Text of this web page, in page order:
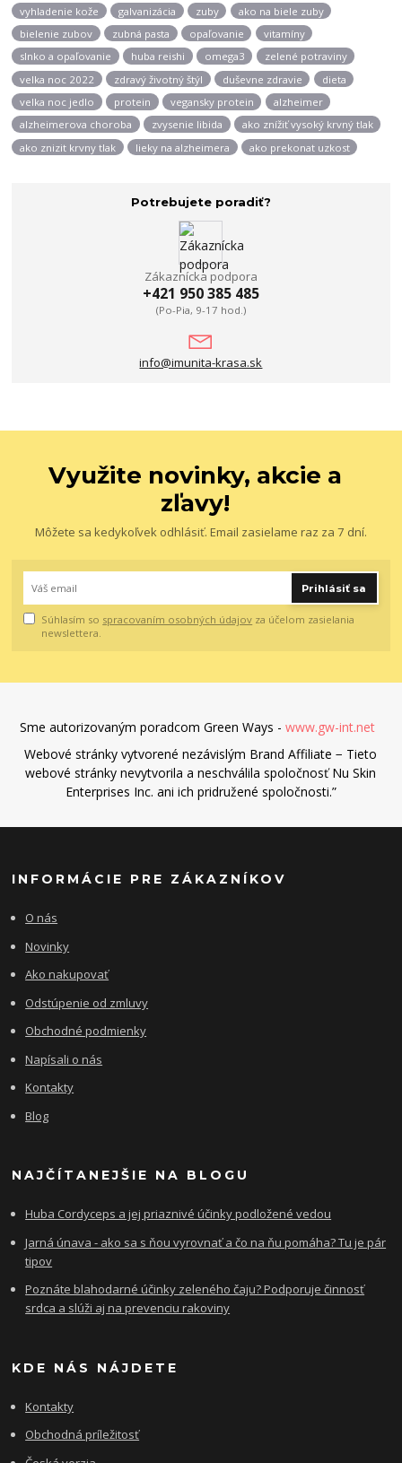
vyhladenie kože
galvanizácia zuby
ako na biele zuby
bielenie zubov
zubná pasta opaľovanie
vitamíny
slnko a opaľovanie
huba reishi omega3
zelené potraviny
velka noc 2022
zdravý životný štýl duševne zdravie
dieta
velka noc jedlo
protein vegansky protein
alzheimer
alzheimerova choroba
zvysenie libida
ako znížiť vysoký krvný tlak
ako znizit krvny tlak
lieky na alzheimera ako prekonat uzkost
Potrebujete poradiť?
Zákaznícka podpora
+421 950 385 485
(Po-Pia, 9-17 hod.)
info@imunita-krasa.sk
Využite novinky, akcie a
zľavy!
Môžete sa kedykoľvek odhlásiť. Email zasielame raz za 7 dní.
Prihlásiť sa
Súhlasím so spracovaním osobných údajov za účelom zasielania
newslettera.
Sme autorizovaným poradcom Green Ways - www.gw-int.net
Webové stránky vytvorené nezávislým Brand Affiliate − Tieto
webové stránky nevytvorila a neschválila spoločnosť Nu Skin
Enterprises Inc. ani ich pridružené spoločnosti.”
INFORMÁCIE PRE ZÁKAZNÍKOV
O nás
Novinky
Ako nakupovať
Odstúpenie od zmluvy
Obchodné podmienky
Napísali o nás
Kontakty
Blog
NAJČÍTANEJŠIE NA BLOGU
Huba Cordyceps a jej priaznivé účinky podložené vedou
Jarná únava - ako sa s ňou vyrovnať a čo na ňu pomáha? Tu je pár
tipov
Poznáte blahodarné účinky zeleného čaju? Podporuje činnosť
srdca a slúži aj na prevenciu rakoviny
KDE NÁS NÁJDETE
Kontakty
Obchodná príležitosť